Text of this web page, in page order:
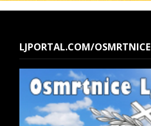
LJPORTAL.COM/OSMRTNICE